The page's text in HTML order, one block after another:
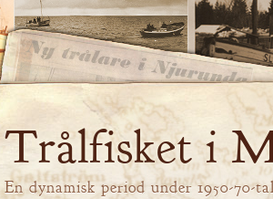
Trålfisket i
En dynamisk period under 1950-70-